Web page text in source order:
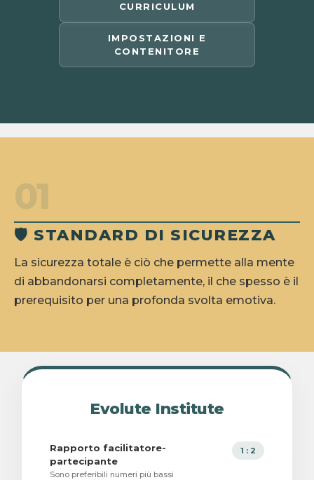
CURRICULUM
IMPOSTAZIONI E
CONTENITORE
01
🛡️ STANDARD DI SICUREZZA
La sicurezza totale è ciò che permette alla mente
di abbandonarsi completamente, il che spesso è il
prerequisito per una profonda svolta emotiva.
Evolute Institute
Rapporto facilitatore-
partecipante
Sono preferibili numeri più bassi
1 : 2